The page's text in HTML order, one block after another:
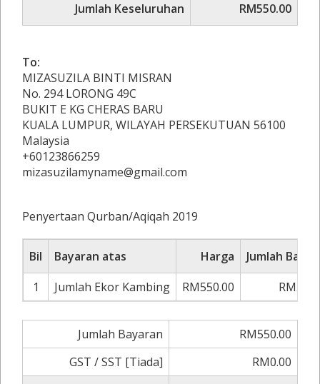
Jumlah Keseluruhan
RM550.00
To:
MIZASUZILA BINTI MISRAN
No. 294 LORONG 49C
BUKIT E KG CHERAS BARU
KUALA LUMPUR, WILAYAH PERSEKUTUAN 56100
Malaysia
+60123866259
mizasuzilamyname@gmail.com
Penyertaan Qurban/Aqiqah 2019
Bil Bayaran atas Harga
Jumlah
1
Jumlah Ekor Kambing RM550.00
Jumlah Bayaran
RM550.00
GST / SST [Tiada]
RM0.00